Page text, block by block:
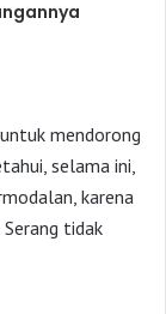
mendorong
selama ini,
karena
tidak